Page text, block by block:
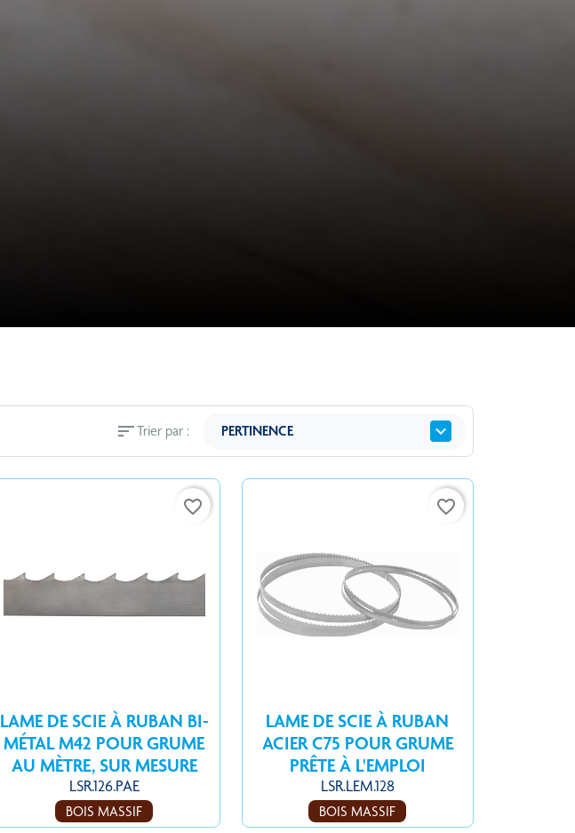
sortTrier par : PERTINENCE expand_more
favorite_border
LAME DE SCIE À RUBAN BI-
MÉTAL M42 POUR GRUME
AU MÈTRE, SUR MESURE
LSR.126.PAE
BOIS MASSIF
favorite_border
LAME DE SCIE À RUBAN
ACIER C75 POUR GRUME
PRÊTE À L'EMPLOI
LSR.LEM.128
BOIS MASSIF